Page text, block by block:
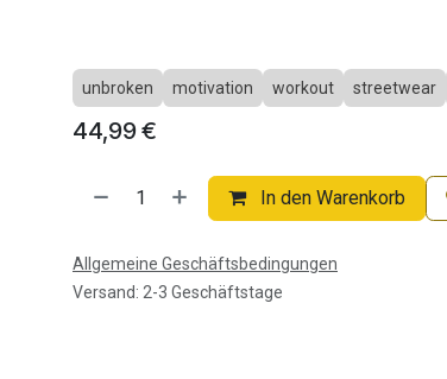
unbroken motivation workout streetwear
44,99€
In den Warenkorb
Allgemeine Geschäftsbedingungen
Versand: 2-3 Geschäftstage